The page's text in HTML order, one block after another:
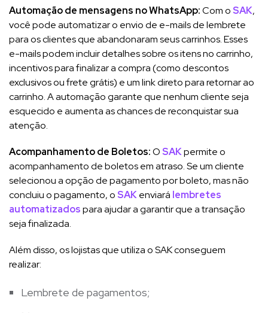
Automação de mensagens no WhatsApp:Com oSAK,
você pode automatizar o envio de e-mails de lembrete
para os clientes que abandonaram seus carrinhos. Esses
e-mails podem incluir detalhes sobre os itens no carrinho,
incentivos para finalizar a compra (como descontos
exclusivos ou frete grátis) e um link direto para retornar ao
carrinho. A automação garante que nenhum cliente seja
esquecido e aumenta as chances de reconquistar sua
atenção.
Acompanhamento de Boletos:OSAKpermite o
acompanhamento de boletos em atraso. Se um cliente
selecionou a opção de pagamento por boleto, mas não
concluiu o pagamento, oSAKenviará lembretes
automatizadospara ajudar a garantir que a transação
seja finalizada.
Além disso, os lojistas que utiliza o SAK conseguem
realizar:
Lembrete de pagamentos;